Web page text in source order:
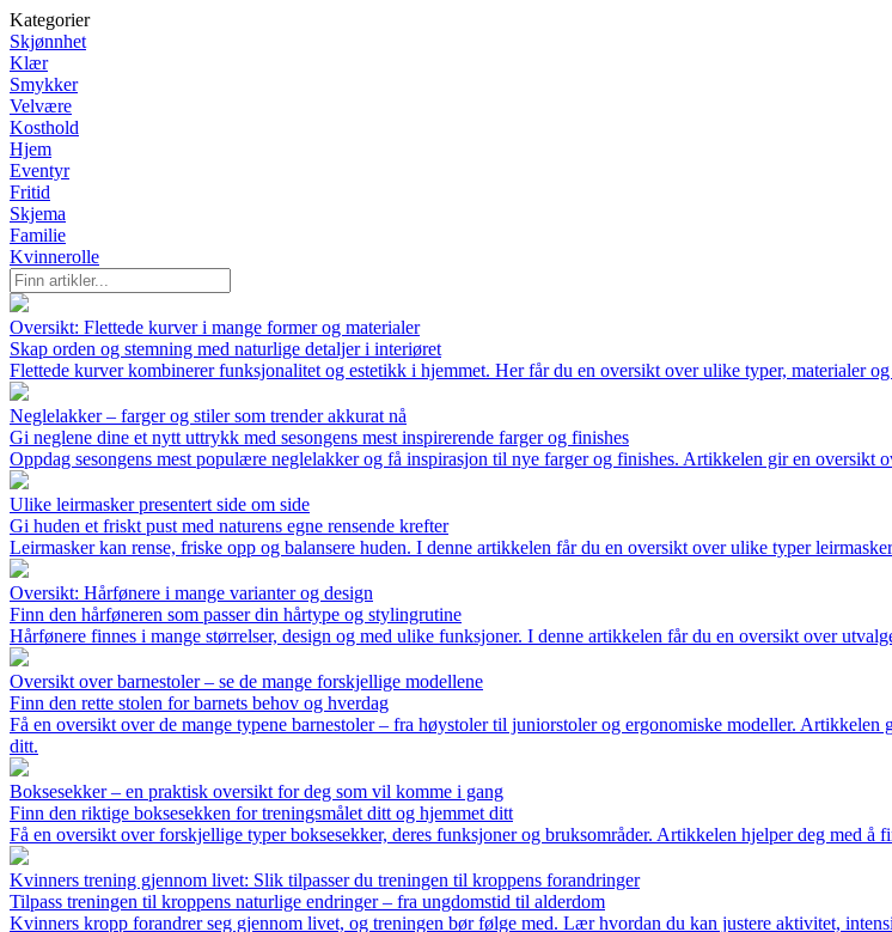
Kategorier
Skjønnhet
Klær
Smykker
Velvære
Kosthold
Hjem
Eventyr
Fritid
Skjema
Familie
Kvinnerolle
Oversikt: Flettede kurver i mange former og materialer
Skap orden og stemning med naturlige detaljer i interiøret
Flettede kurver kombinerer funksjonalitet og estetikk i hjemmet. Her får du en oversikt over ulike typer, materialer
Neglelakker – farger og stiler som trender akkurat nå
Gi neglene dine et nytt uttrykk med sesongens mest inspirerende farger og finishes
Oppdag sesongens mest populære neglelakker og få inspirasjon til nye farger og finishes. Artikkelen gir en oversikt
Ulike leirmasker presentert side om side
Gi huden et friskt pust med naturens egne rensende krefter
Leirmasker kan rense, friske opp og balansere huden. I denne artikkelen får du en oversikt over ulike typer
Oversikt: Hårfønere i mange varianter og design
Finn den hårføneren som passer din hårtype og stylingrutine
Hårfønere finnes i mange størrelser, design og med ulike funksjoner. I denne artikkelen får du en oversikt over
Oversikt over barnestoler – se de mange forskjellige modellene
Finn den rette stolen for barnets behov og hverdag
Få en oversikt over de mange typene barnestoler – fra høystoler til juniorstoler og ergonomiske modeller.
ditt.
Boksesekker – en praktisk oversikt for deg som vil komme i gang
Finn den riktige boksesekken for treningsmålet ditt og hjemmet ditt
Få en oversikt over forskjellige typer boksesekker, deres funksjoner og bruksområder. Artikkelen hjelper deg med å
Kvinners trening gjennom livet: Slik tilpasser du treningen til kroppens forandringer
Tilpass treningen til kroppens naturlige endringer – fra ungdomstid til alderdom
Kvinners kropp forandrer seg gjennom livet, og treningen bør følge med. Lær hvordan du kan justere aktivitet,